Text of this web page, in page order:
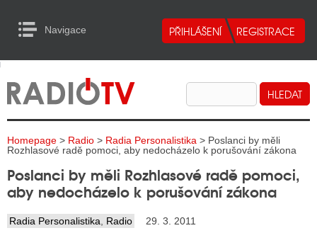
Navigace
RADIA
TELEVIZE
INTERNET
TISK
RADIA
to Content
Homepage > Radio > Radia Personalistika > Poslanci by měli
Rozhlasové radě pomoci, aby nedocházelo k porušování zákona
Poslanci by měli Rozhlasové radě pomoci,
aby nedocházelo k porušování zákona
Radia Personalistika Radio 29. 3. 2011